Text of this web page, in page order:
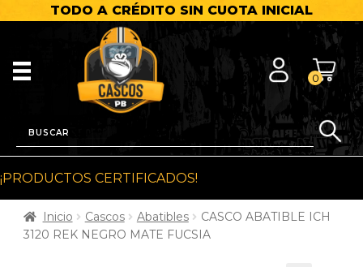
TODO A CRÉDITO SIN CUOTA INICIAL
0
¡PRODUCTOS CERTIFICADOS!
Inicio Cascos Abatibles
CASCO ABATIBLE ICH
3120 REK NEGRO MATE FUCSIA